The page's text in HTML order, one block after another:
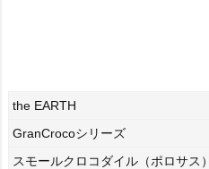
the EARTH
GranCrocoシリーズ
スモールクロコダイル（ポロサス）